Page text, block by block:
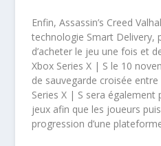
Enfin, Assassin’s Creed
technologie Smart Delivery,
d’acheter le jeu une fois et
Xbox Series X | S le 10
de sauvegarde croisée
Series X | S sera également
jeux afin que les joueurs
progression d’une